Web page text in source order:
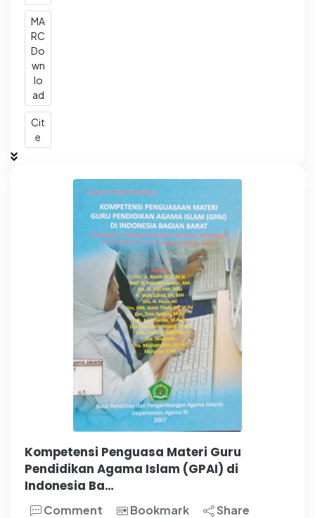
MA
RC
Do
wn
lo
ad
Cit
e
Kompetensi Penguasa Materi Guru
Pendidikan Agama Islam (GPAI) di
Indonesia Ba…
Comment Bookmark Share